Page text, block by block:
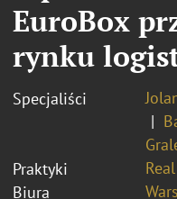
EuroBox
rynku
Specjaliści
Praktyki
Biura